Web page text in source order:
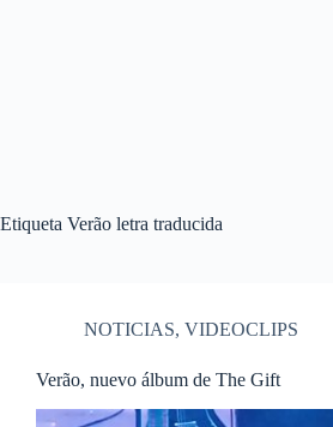
Etiqueta Verão letra traducida
NOTICIAS, VIDEOCLIPS
Verão, nuevo álbum de The Gift